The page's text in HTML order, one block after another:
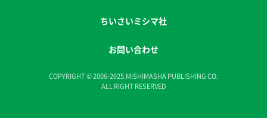
ちいさいミシマ社
お問い合わせ
COPYRIGHT © 2006-2025.MISHIMASHA PUBLISHING CO.
ALL RIGHT RESERVED